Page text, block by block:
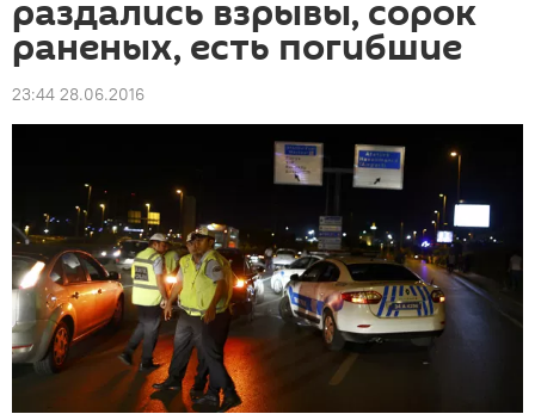
раздались взрывы, сорок
раненых, есть погибшие
23:44 28.06.2016